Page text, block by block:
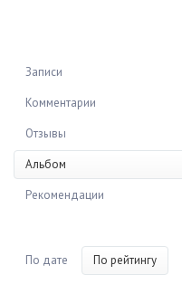
Записи
Комментарии
Отзывы
Альбом
Рекомендации
По дате По рейтингу